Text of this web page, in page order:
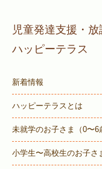
児童発達支援・
ハッピーテラス
新着情報
ハッピーテラスとは
未就学のお子さま （0〜6
小学生〜高校生のお子さ